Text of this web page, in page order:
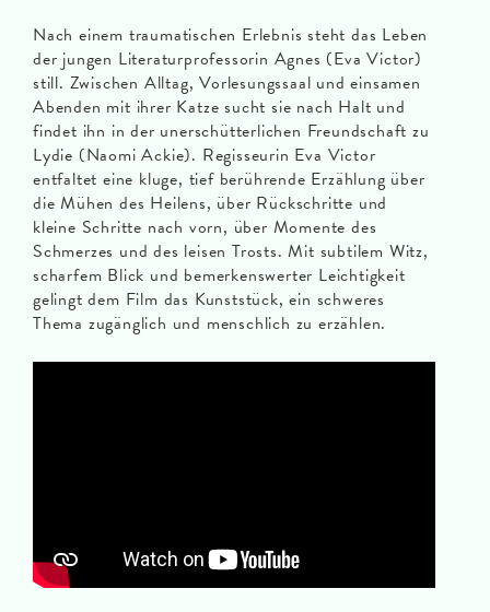
Nach einem traumatischen Erlebnis steht das Leben
der jungen Literaturprofessorin Agnes (Eva Victor)
still. Zwischen Alltag, Vorlesungssaal und einsamen
Abenden mit ihrer Katze sucht sie nach Halt und
findet ihn in der unerschütterlichen Freundschaft zu
Lydie (Naomi Ackie). Regisseurin Eva Victor
entfaltet eine kluge, tief berührende Erzählung über
die Mühen des Heilens, über Rückschritte und
kleine Schritte nach vorn, über Momente des
Schmerzes und des leisen Trosts. Mit subtilem Witz,
scharfem Blick und bemerkenswerter Leichtigkeit
gelingt dem Film das Kunststück, ein schweres
Thema zugänglich und menschlich zu erzählen.